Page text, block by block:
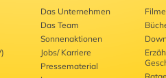
Das Unternehmen
Das Team
Sonnenaktionen
Jobs/ Karriere
Pressematerial
Filme